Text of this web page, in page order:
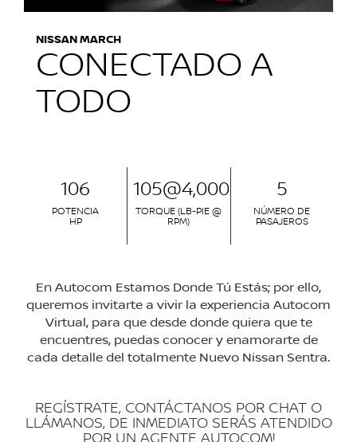
NISSAN MARCH
CONECTADO A
TODO
106
POTENCIA
HP
105@4,000
TORQUE (LB-PIE @
RPM)
5
NÚMERO DE
PASAJEROS
En Autocom Estamos Donde Tú Estás; por ello,
queremos invitarte a vivir la experiencia Autocom
Virtual, para que desde donde quiera que te
encuentres, puedas conocer y enamorarte de
cada detalle del totalmente Nuevo Nissan Sentra.
REGÍSTRATE, CONTÁCTANOS POR CHAT O
LLÁMANOS, DE INMEDIATO SERÁS ATENDIDO
POR UN AGENTE AUTOCOM!